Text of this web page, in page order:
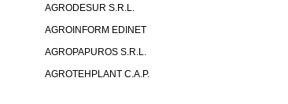
AGRODESUR S.R.L.
AGROINFORM EDINET
AGROPAPUROS S.R.L.
AGROTEHPLANT C.A.P.